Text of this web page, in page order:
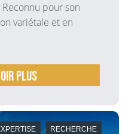
pour son
variétale et en
plus
RECHERCHE